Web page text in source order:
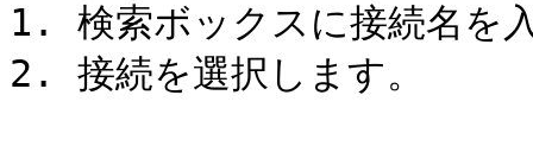
1. 検索ボックスに接続名を
2. 接続を選択します。